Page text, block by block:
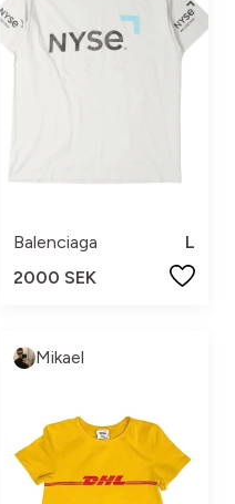
Balenciaga
L
2000 SEK
Mikael